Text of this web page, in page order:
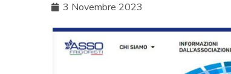
3 Novembre 2023